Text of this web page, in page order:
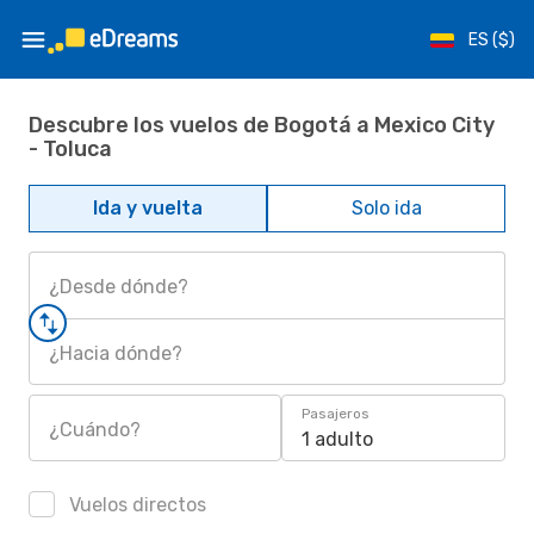
ES ($)
Descubre los vuelos de Bogotá a Mexico City
- Toluca
Ida y vuelta Solo ida
¿Desde dónde?
¿Hacia dónde?
¿Cuándo?
Pasajeros
1 adulto
Vuelos directos